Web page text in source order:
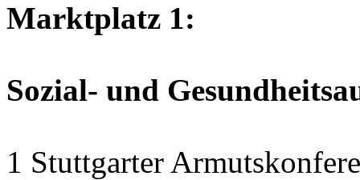
Marktplatz 1:
Sozial- und
1 Stuttgarter